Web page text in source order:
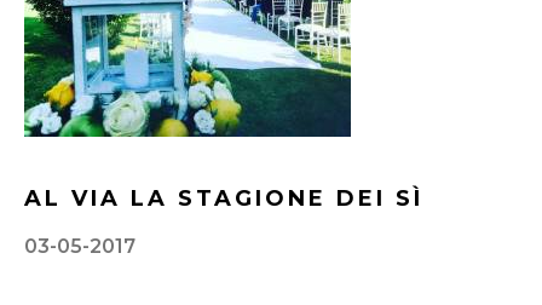
AL VIA LA STAGIONE DEI SÌ
03-05-2017